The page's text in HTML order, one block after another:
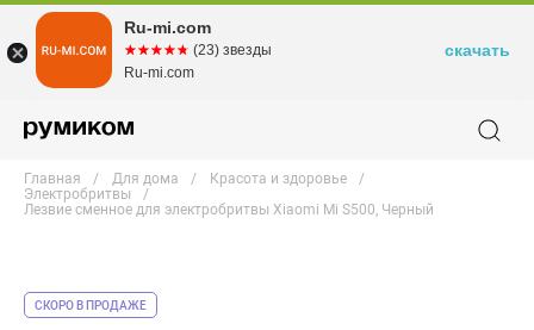
Главная Для дома
Красота и здоровье
Электробритвы
Лезвие сменное для электробритвы Xiaomi Mi S500, Черный
СКОРО В ПРОДАЖЕ
Ru-mi.com
☆☆☆☆☆
★★★★★ (23) звезды
Ru-mi.com
скачать